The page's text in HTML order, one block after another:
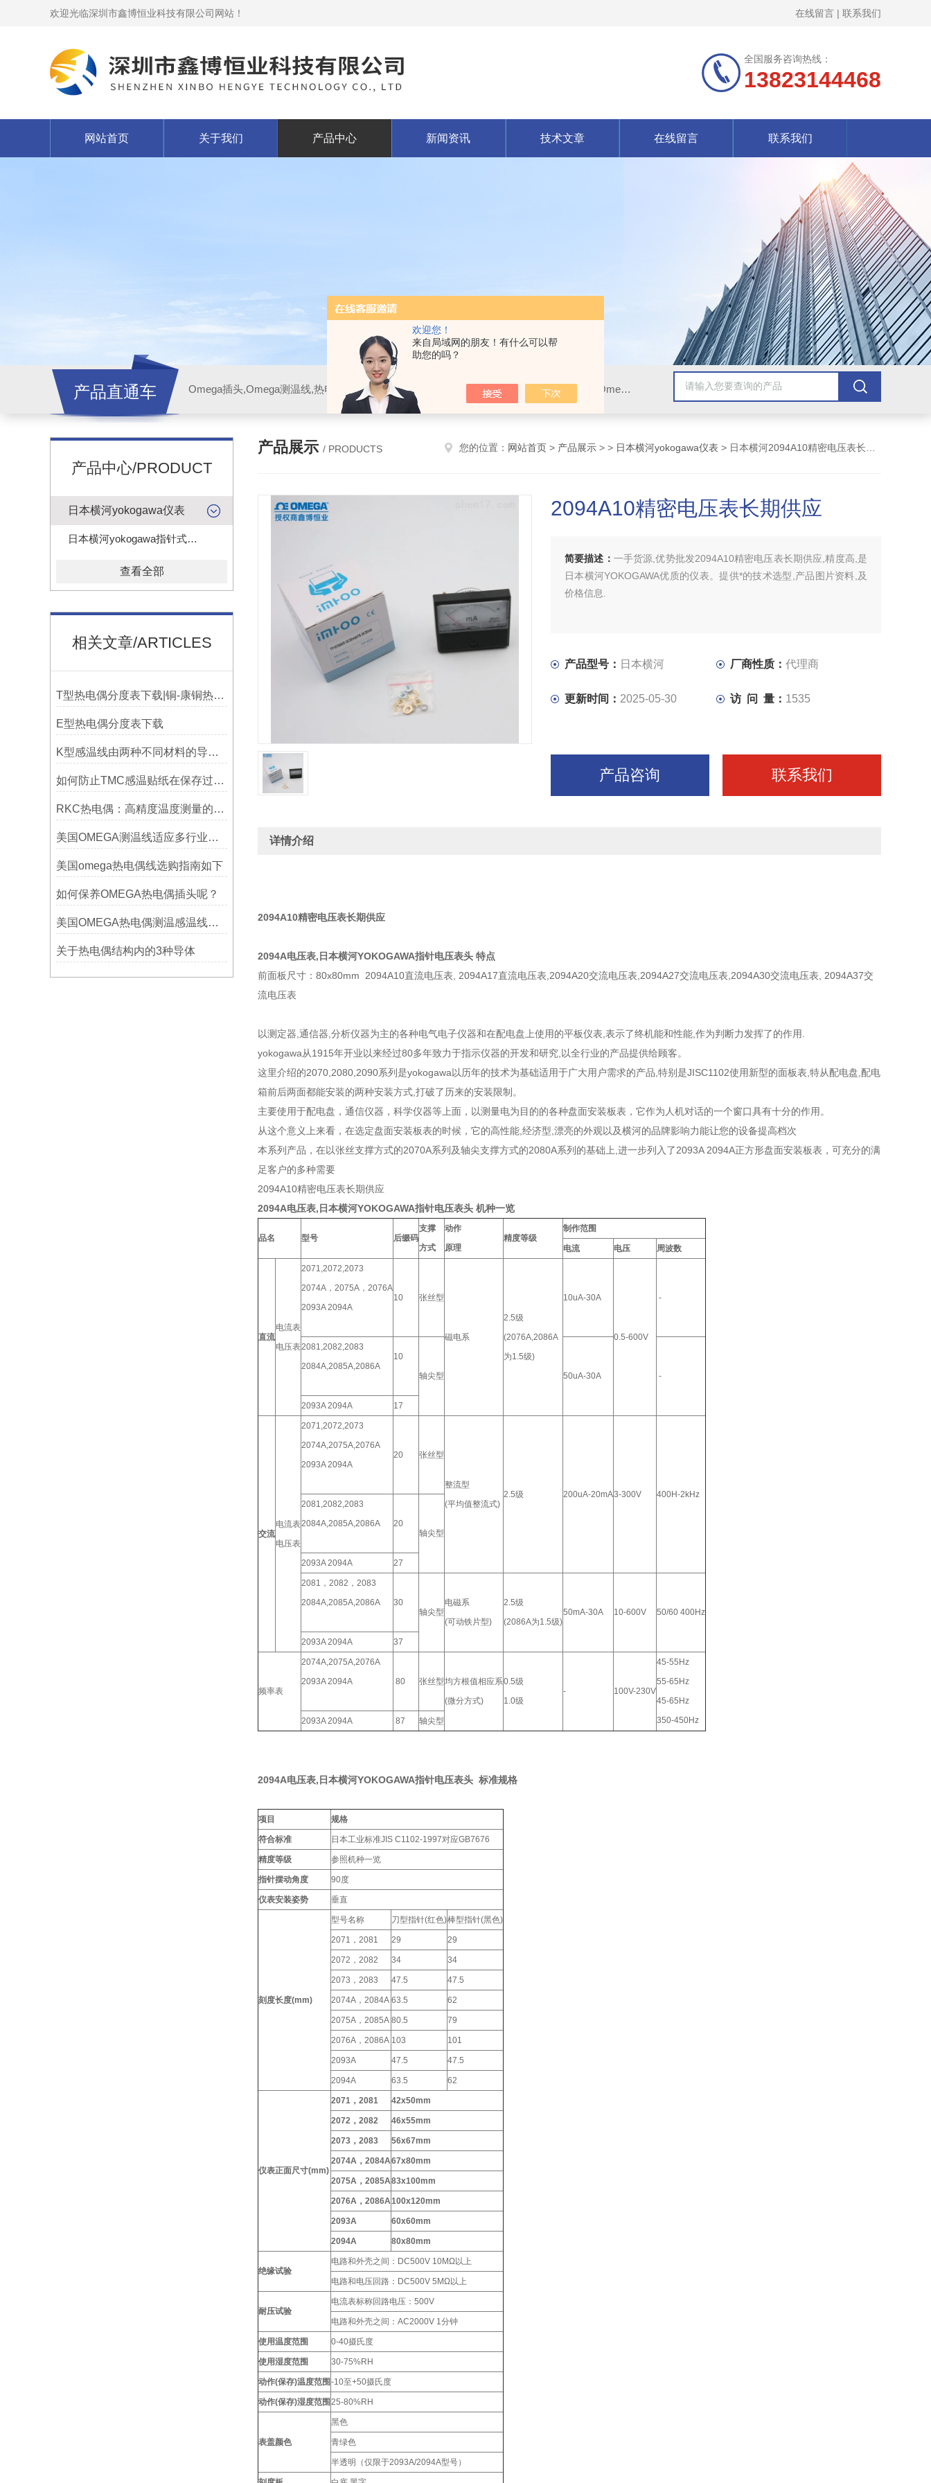
欢迎您！
来自局域网的朋友！有什么可以帮
助您的吗？
欢迎光临深圳市鑫博恒业科技有限公司网站！ 在线留言 | 联系我们
全国服务咨询热线：
13823144468
网站首页 关于我们 产品中心 新闻资讯 技术文章 在线留言 联系我们
产品直通车 Omega插头,Omega测温线,热电偶测温线,热电偶线,铠装热电偶,热电偶连接器,热电偶插头,Omega热电偶线,T型热电偶线,TMC测温纸
产品中心/PRODUCT
日本横河yokogawa仪表
日本横河yokogawa指针式电压电流表头
查看全部
相关文章/ARTICLES
T型热电偶分度表下载|铜-康铜热电偶分度表下载
E型热电偶分度表下载
K型感温线由两种不同材料的导线组成
如何防止TMC感温贴纸在保存过程中损坏？
RKC热电偶：高精度温度测量的理想选择
美国OMEGA测温线适应多行业需求
美国omega热电偶线选购指南如下
如何保养OMEGA热电偶插头呢？
美国OMEGA热电偶测温感温线和插头插座连接器真伪原装正品判断查验方法
关于热电偶结构内的3种导体
产品展示 / PRODUCTS 您的位置： 网站首页 > 产品展示 > > 日本横河yokogawa仪表 > 日本横河2094A10精密电压表长期供应
2094A10精密电压表长期供应
简要描述： 一手货源,优势批发2094A10精密电压表长期供应,精度高,是
日本横河YOKOGAWA优质的仪表。提供*的技术选型,产品图片资料,及
价格信息.
产品型号： 日本横河 厂商性质： 代理商
更新时间： 2025-05-30 访 问 量： 1535
产品咨询 联系我们
详情介绍
2094A10精密电压表长期供应
2094A电压表,日本横河YOKOGAWA指针电压表头 特点
前面板尺寸：80x80mm 2094A10直流电压表, 2094A17直流电压表,2094A20交流电压表,2094A27交流电压表,2094A30交流电压表, 2094A37交
流电压表
以测定器,通信器,分析仪器为主的各种电气电子仪器和在配电盘上使用的平板仪表,表示了终机能和性能,作为判断力发挥了的作用.
yokogawa从1915年开业以来经过80多年致力于指示仪器的开发和研究,以全行业的产品提供给顾客。
这里介绍的2070,2080,2090系列是yokogawa以历年的技术为基础适用于广大用户需求的产品,特别是JISC1102使用新型的面板表,特从配电盘,配电
箱前后两面都能安装的两种安装方式,打破了历来的安装限制。
主要使用于配电盘，通信仪器，科学仪器等上面，以测量电为目的的各种盘面安装板表，它作为人机对话的一个窗口具有十分的作用。
从这个意义上来看，在选定盘面安装板表的时候，它的高性能,经济型,漂亮的外观以及横河的品牌影响力能让您的设备提高档次
本系列产品，在以张丝支撑方式的2070A系列及轴尖支撑方式的2080A系列的基础上,进一步列入了2093A 2094A正方形盘面安装板表，可充分的满
足客户的多种需要
2094A10精密电压表长期供应
2094A电压表,日本横河YOKOGAWA指针电压表头 机种一览
品名 型号 后缀码
支撑
方式
动作
原理
精度等级
制作范围
电流 电压 周波数
直流
电流表
电压表
2071,2072,2073
2074A，2075A，2076A
2093A 2094A
10 张丝型
磁电系
2.5级
(2076A,2086A
为1.5级)
10uA-30A
0.5-600V
-
2081,2082,2083
2084A,2085A,2086A
10
轴尖型
50uA-30A -
2093A 2094A 17
交流
电流表
电压表
2071,2072,2073
2074A,2075A,2076A
2093A 2094A
20 张丝型
整流型
(平均值整流式)
2.5级 200uA-20mA3-300V
400H-2kHz
2081,2082,2083
2084A,2085A,2086A
20
轴尖型
2093A 2094A 27
2081，2082，2083
2084A,2085A,2086A
30
轴尖型
电磁系
(可动铁片型)
2.5级
(2086A为1.5级)
50mA-30A 10-600V 50/60 400Hz
2093A 2094A 37
频率表
2074A,2075A,2076A
2093A 2094A
80 张丝型均方根值相应系
(微分方式)
0.5级
1.0级
- 100V-230V
45-55Hz
55-65Hz
45-65Hz
350-450Hz
2093A 2094A 87 轴尖型
2094A电压表,日本横河YOKOGAWA指针电压表头 标准规格
项目 规格
符合标准 日本工业标准JIS C1102-1997对应GB7676
精度等级 参照机种一览
指针摆动角度 90度
仪表安装姿势 垂直
刻度长度(mm)
型号名称 刀型指针(红色)棒型指针(黑色)
2071，2081 29 29
2072，2082 34 34
2073，2083 47.5 47.5
2074A，2084A 63.5 62
2075A，2085A 80.5 79
2076A，2086A 103 101
2093A 47.5 47.5
2094A 63.5 62
仪表正面尺寸(mm)
2071，2081 42x50mm
2072，2082 46x55mm
2073，2083 56x67mm
2074A，2084A67x80mm
2075A，2085A83x100mm
2076A，2086A100x120mm
2093A 60x60mm
2094A 80x80mm
绝缘试验
电路和外壳之间：DC500V 10MΩ以上
电路和电压回路：DC500V 5MΩ以上
耐压试验
电流表标称回路电压：500V
电路和外壳之间：AC2000V 1分钟
使用温度范围 0-40摄氏度
使用湿度范围 30-75%RH
动作(保存)温度范围 -10至+50摄氏度
动作(保存)湿度范围 25-80%RH
表盖颜色
黑色
青绿色
半透明（仅限于2093A/2094A型号）